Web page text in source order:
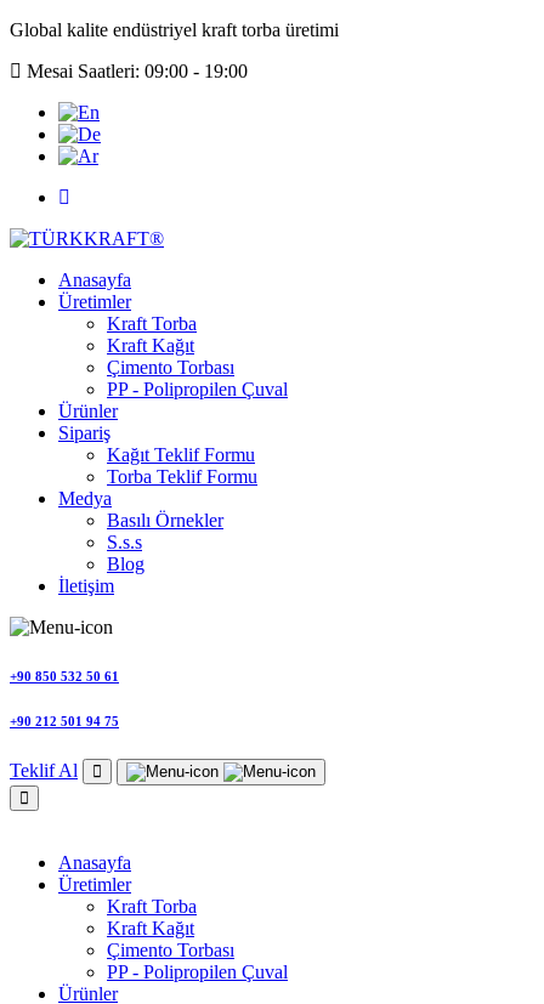
Global kalite endüstriyel kraft torba üretimi
Mesai Saatleri: 09:00 - 19:00
Anasayfa
Üretimler
Kraft Torba
Kraft Kağıt
Çimento Torbası
PP - Polipropilen Çuval
Ürünler
Sipariş
Kağıt Teklif Formu
Torba Teklif Formu
Medya
Basılı Örnekler
S.s.s
Blog
İletişim
+90 850 532 50 61
+90 212 501 94 75
Teklif Al
Anasayfa
Üretimler
Kraft Torba
Kraft Kağıt
Çimento Torbası
PP - Polipropilen Çuval
Ürünler